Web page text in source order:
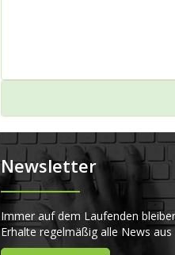
Newsletter
Immer auf dem Laufenden
Erhalte regelmäßig alle News